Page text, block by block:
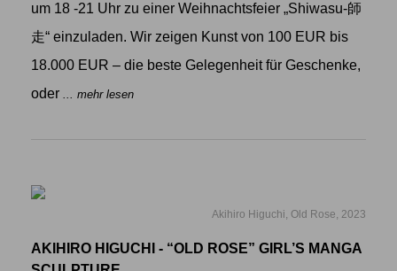
um 18 -21 Uhr zu einer Weihnachtsfeier „Shiwasu-師
走“ einzuladen. Wir zeigen Kunst von 100 EUR bis
18.000 EUR – die beste Gelegenheit für Geschenke,
oder ... mehr lesen
Akihiro Higuchi, Old Rose, 2023
AKIHIRO HIGUCHI - “OLD ROSE” GIRL’S MANGA